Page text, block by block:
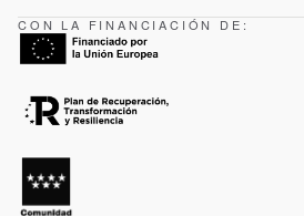
CON LA FINANCIACIÓN DE: